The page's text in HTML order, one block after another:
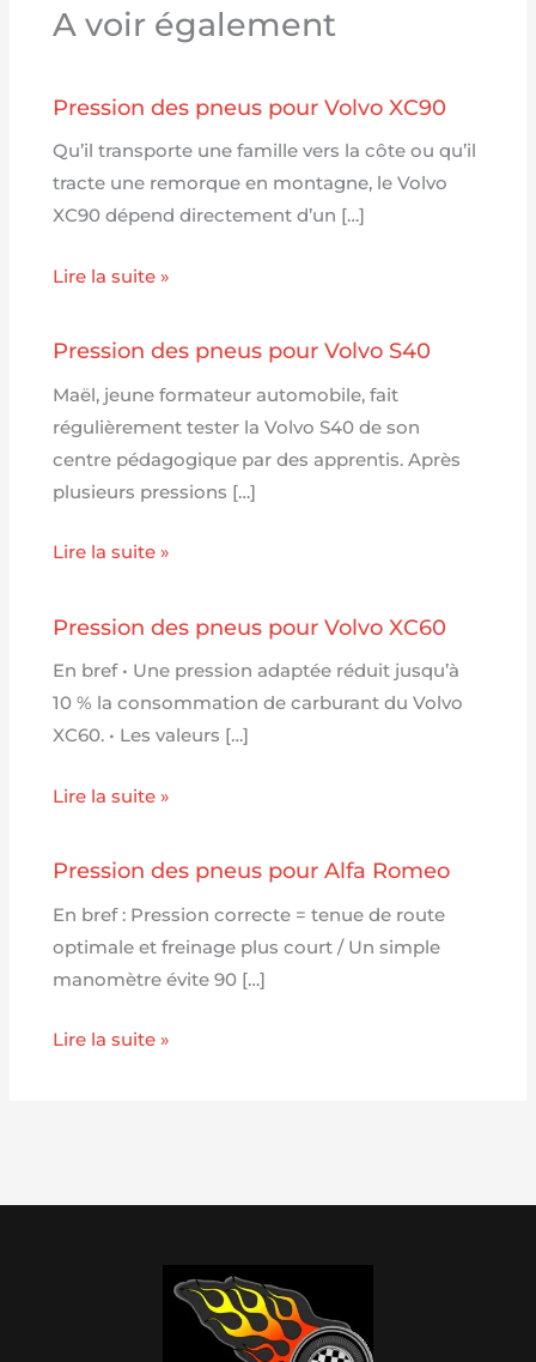
A voir également
Pression des pneus pour Volvo XC90
Qu’il transporte une famille vers la côte ou qu’il
tracte une remorque en montagne, le Volvo
XC90 dépend directement d’un […]
Lire la suite »
Pression des pneus pour Volvo S40
Maël, jeune formateur automobile, fait
régulièrement tester la Volvo S40 de son
centre pédagogique par des apprentis. Après
plusieurs pressions […]
Lire la suite »
Pression des pneus pour Volvo XC60
En bref • Une pression adaptée réduit jusqu’à
10 % la consommation de carburant du Volvo
XC60. • Les valeurs […]
Lire la suite »
Pression des pneus pour Alfa Romeo
En bref : Pression correcte = tenue de route
optimale et freinage plus court / Un simple
manomètre évite 90 […]
Lire la suite »